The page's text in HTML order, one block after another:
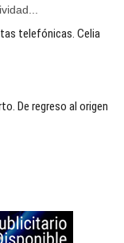
telefónicas. Celia
De regreso al origen